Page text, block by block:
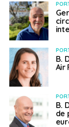
B.
Air
B.
de